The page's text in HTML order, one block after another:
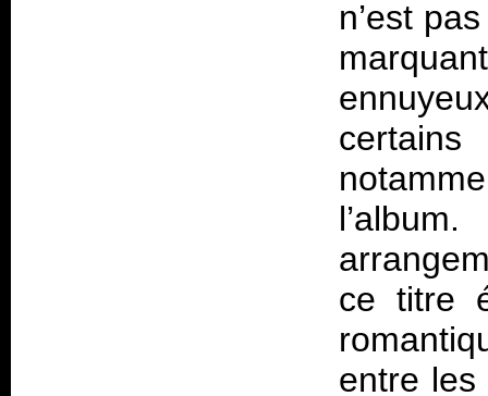
n’est
ce titre
entre les